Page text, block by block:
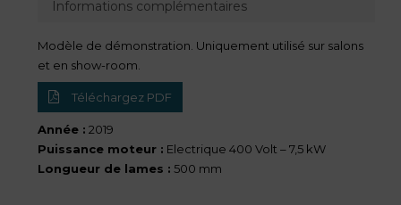
Informations complémentaires
Modèle de démonstration. Uniquement utilisé sur salons
et en show-room.
Téléchargez PDF
Année : 2019
Puissance moteur : Electrique 400 Volt – 7,5 kW
Longueur de lames : 500 mm